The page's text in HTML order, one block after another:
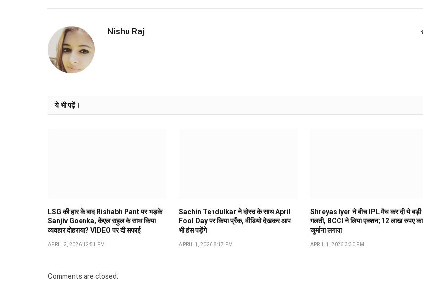
Nishu Raj
ये भी पढ़ें।
LSG की हार के बाद Rishabh Pant पर भड़के
Sanjiv Goenka, केएल राहुल के साथ किया
व्यवहार दोहराया? VIDEO पर दी सफाई
APRIL 2, 2026 12:51 PM
Sachin Tendulkar ने दोस्त के साथ April
Fool Day पर किया प्रैंक, वीडियो देखकर आप
भी हंस पड़ेंगे
APRIL 1, 2026 8:17 PM
Shreyas Iyer ने बीच IPL मैच कर दी ये बड़ी
गलती, BCCI ने लिया एक्शन; 12 लाख रुपए का
जुर्माना लगाया
APRIL 1, 2026 3:30 PM
Comments are closed.